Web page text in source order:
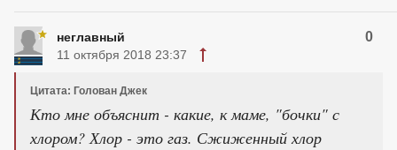
неглавный 0
11 октября 2018 23:37
Цитата: Голован Джек
Кто мне объяснит - какие, к маме, "бочки" с
хлором? Хлор - это газ. Сжиженный хлор